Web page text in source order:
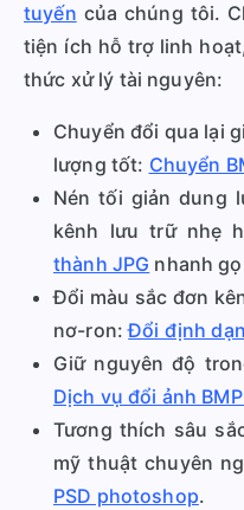
tuyến của chúng tôi.
tiện ích hỗ trợ linh
thức xử lý tài nguyên:
Chuyển đổi qua lại
lượng tốt: Chuyển
Nén tối giản dung
kênh lưu trữ nhẹ
thành JPG nhanh
Đổi màu sắc đơn
nơ-ron:Đổi định
Giữ nguyên độ
Dịch vụ đổi ảnh
Tương thích sâu
mỹ thuật chuyên
PSD photoshop.